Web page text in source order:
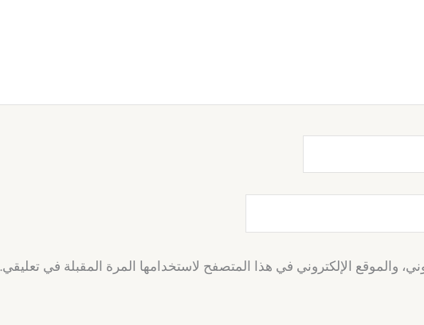
والموقع الإلكتروني في هذا المتصفح لاستخدامها المرة المقبلة في تعليقي.